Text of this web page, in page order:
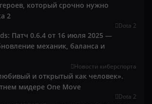
который срочно нужно
2
Dota 2
Патч 0.6.4 от 16 июля 2025 —
механик, баланса и
Новости киберспорта
и открытый как человек».
мидере One Move
Dota 2